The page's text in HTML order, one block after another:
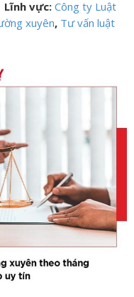
Lĩnh vực: Công ty Luật
xuyên, Tư vấn luật